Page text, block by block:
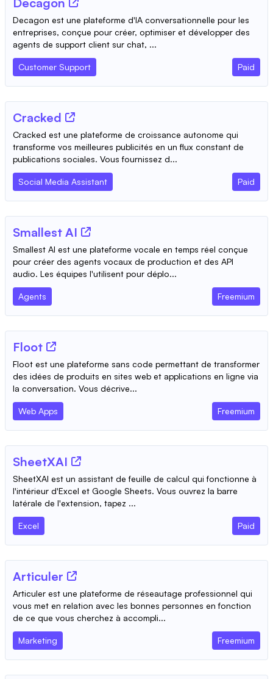
Decagon est une plateforme d'IA conversationnelle pour les
entreprises, conçue pour créer, optimiser et développer des
agents de support client sur chat, ...
Customer Support Paid
Cracked
Cracked est une plateforme de croissance autonome qui
transforme vos meilleures publicités en un flux constant de
publications sociales. Vous fournissez d...
Social Media Assistant Paid
Smallest AI
Smallest AI est une plateforme vocale en temps réel conçue
pour créer des agents vocaux de production et des API
audio. Les équipes l'utilisent pour déplo...
Agents Freemium
Floot
Floot est une plateforme sans code permettant de transformer
des idées de produits en sites web et applications en ligne via
la conversation. Vous décrive...
Web Apps Freemium
SheetXAI
SheetXAI est un assistant de feuille de calcul qui fonctionne à
l'intérieur d'Excel et Google Sheets. Vous ouvrez la barre
latérale de l'extension, tapez ...
Excel Paid
Articuler
Articuler est une plateforme de réseautage professionnel qui
vous met en relation avec les bonnes personnes en fonction
de ce que vous cherchez à accompli...
Marketing Freemium